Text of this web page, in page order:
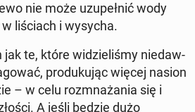
nie może uzu­peł­nić wody
li­ściach i wysycha.
jak te, które wi­dzie­li­śmy nie­daw­
pro­du­ku­jąc więcej nasion
– w celu roz­mna­ża­nia się i
A jeśli będzie dużo